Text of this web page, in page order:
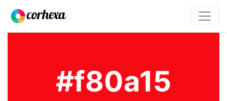
#f80a15